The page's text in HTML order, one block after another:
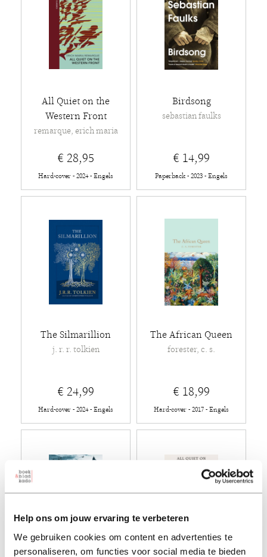
Help ons om jouw ervaring te verbeteren
We gebruiken cookies om content en advertenties te
personaliseren, om functies voor social media te bieden
All Quiet on the
Western Front
remarque, erich maria
€ 28,95
Hard-cover - 2024 - Engels
Birdsong
sebastian faulks
€ 14,99
Paperback - 2023 - Engels
The Silmarillion
j. r. r. tolkien
€ 24,99
Hard-cover - 2024 - Engels
The African Queen
forester, c. s.
€ 18,99
Hard-cover - 2017 - Engels